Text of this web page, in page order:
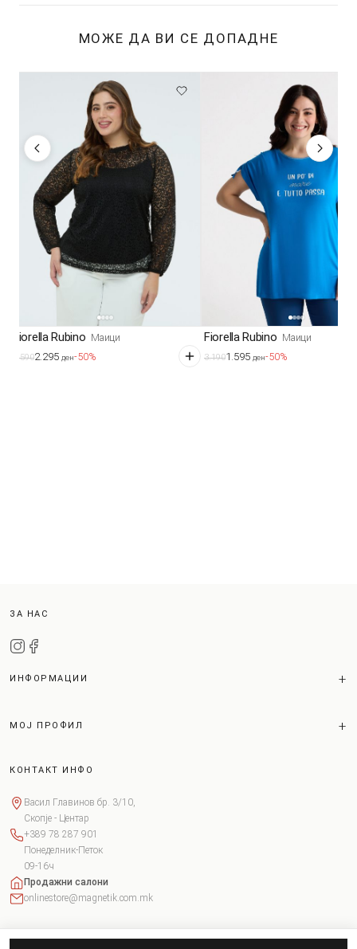
МОЖЕ ДА ВИ СЕ ДОПАДНЕ
Fiorella Rubino Маици
4.5902.295 ден-50%
Fiorella Rubino Маици
3.1901.595 ден-50%
ЗА НАС
ИНФОРМАЦИИ
МОЈ ПРОФИЛ
КОНТАКТ ИНФО
Васил Главинов бр. 3/10,
Скопје - Центар
+389 78 287 901
Понеделник-Петок
09-16ч
Продажни салони
onlinestore@magnetik.com.mk